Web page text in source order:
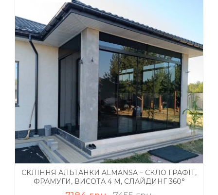
СКЛІННЯ АЛЬТАНКИ ALMANSA – СКЛО ГРАФІТ,
ФРАМУГИ, ВИСОТА 4 М, СЛАЙДИНГ 360°